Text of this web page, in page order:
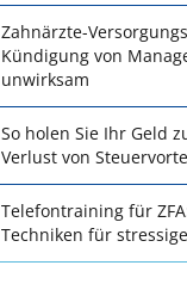
Zahnärzte-
Kündigung von
unwirksam
So holen Sie Ihr Geld
Verlust von
Telefontraining für
Techniken für